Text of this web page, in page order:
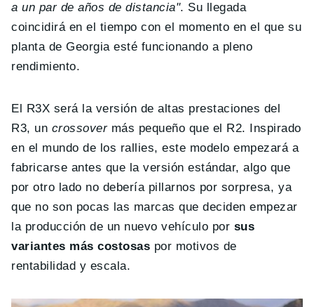
a un par de años de distancia". Su llegada
coincidirá en el tiempo con el momento en el que su
planta de Georgia esté funcionando a pleno
rendimiento.
El R3X será la versión de altas prestaciones del
R3, un crossover más pequeño que el R2. Inspirado
en el mundo de los rallies, este modelo empezará a
fabricarse antes que la versión estándar, algo que
por otro lado no debería pillarnos por sorpresa, ya
que no son pocas las marcas que deciden empezar
la producción de un nuevo vehículo por sus
variantes más costosas por motivos de
rentabilidad y escala.